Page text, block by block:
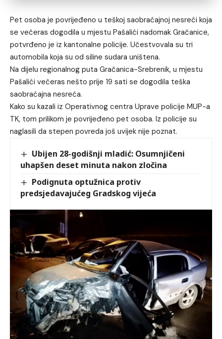
Pet osoba je povrijeđeno u teškoj saobraćajnoj nesreći koja
se večeras dogodila u mjestu Pašalići nadomak Gračanice,
potvrđeno je iz kantonalne policije. Učestvovala su tri
automobila koja su od siline sudara uništena.
Na dijelu regionalnog puta Gračanica-Srebrenik, u mjestu
Pašalići večeras nešto prije 19 sati se dogodila teška
saobraćajna nesreća.
Kako su kazali iz Operativnog centra Uprave policije MUP-a
TK, tom prilikom je povrijeđeno pet osoba. Iz policije su
naglasili da stepen povreda još uvijek nije poznat.
Ubijen 28-godišnji mladić: Osumnjičeni
uhapšen deset minuta nakon zločina
Podignuta optužnica protiv
predsjedavajućeg Gradskog vijeća